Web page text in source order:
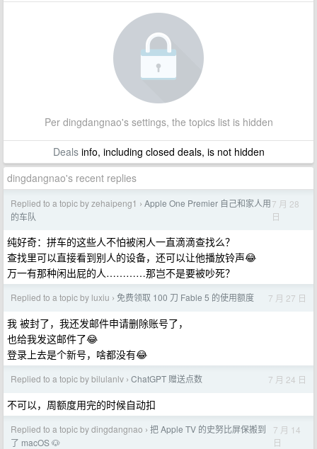
Per dingdangnao's settings, the topics list is hidden
Dealsinfo, including closed deals, is not hidden
dingdangnao's recent replies
Replied to a topic by zehaipeng1 › Apple One Premier 自己和家人用
的车队
7 月 28
日
纯好奇：拼车的这些人不怕被闲人一直滴滴查找么？
查找里可以直接看到别人的设备，还可以让他播放铃声😂
万一有那种闲出屁的人…………那岂不是要被吵死？
Replied to a topic by luxiu › 免费领取 100 刀 Fable 5 的使用额度 7 月 27 日
我 被封了，我还发邮件申请删除账号了，
也给我发这邮件了😂
登录上去是个新号，啥都没有😂
Replied to a topic by bilulanlv › ChatGPT 赠送点数 7 月 24 日
不可以，周额度用完的时候自动扣
Replied to a topic by dingdangnao › 把 Apple TV 的史努比屏保搬到
了 macOS 🐶
7 月 14
日